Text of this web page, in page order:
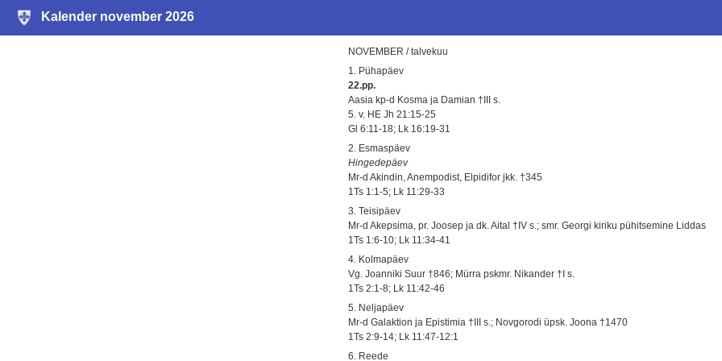
Kalender november 2026
NOVEMBER / talvekuu
1. Pühapäev
22.pp.
Aasia kp-d Kosma ja Damian †III s.
5. v. HE Jh 21:15-25
Gl 6:11-18; Lk 16:19-31
2. Esmaspäev
Hingedepäev
Mr-d Akindin, Anempodist, Elpidifor jkk. †345
1Ts 1:1-5; Lk 11:29-33
3. Teisipäev
Mr-d Akepsima, pr. Joosep ja dk. Aital †IV s.; smr. Georgi kiriku pühitsemine Liddas
1Ts 1:6-10; Lk 11:34-41
4. Kolmapäev
Vg. Joanniki Suur †846; Mürra pskmr. Nikander †I s.
1Ts 2:1-8; Lk 11:42-46
5. Neljapäev
Mr-d Galaktion ja Epistimia †III s.; Novgorodi üpsk. Joona †1470
1Ts 2:9-14; Lk 11:47-12:1
6. Reede